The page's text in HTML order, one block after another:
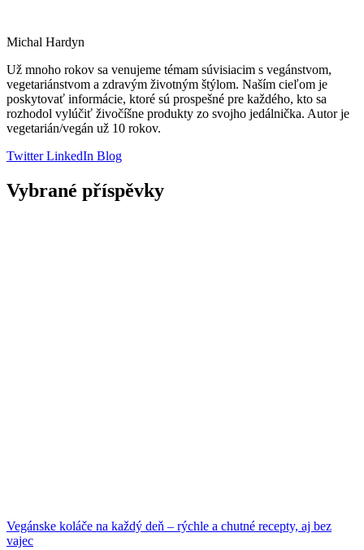
Michal Hardyn
Už mnoho rokov sa venujeme témam súvisiacim s vegánstvom,
vegetariánstvom a zdravým životným štýlom. Naším cieľom je
poskytovať informácie, ktoré sú prospešné pre každého, kto sa
rozhodol vylúčiť živočíšne produkty zo svojho jedálnička. Autor je
vegetarián/vegán už 10 rokov.
TwitterLinkedIn Blog
Vybrané příspěvky
Vegánske koláče na každý deň – rýchle a chutné recepty, aj bez
vajec